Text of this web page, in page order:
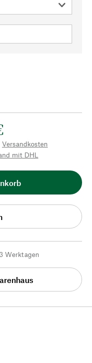
Versandkosten
mit DHL
Werktagen